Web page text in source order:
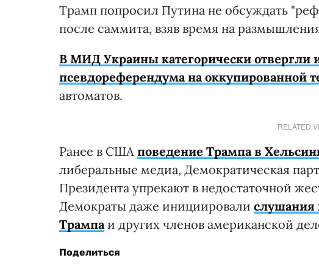
Трамп попросил Путина не обсуждать
после саммита, взяв время на
В МИД Украины категорически отвергли
псевдореферендума на оккупированной
автоматов.
RELATED
Ранее в США поведение Трампа в
либеральные медиа, Демократическая
Президента упрекают в недостаточной
Демократы даже инициировали слушания
Трампа и других членов американской
Поделиться